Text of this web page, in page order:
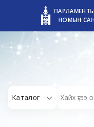
НОМЫН
Каталог